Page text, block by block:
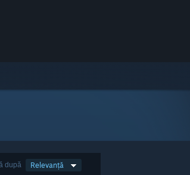
după Relevanță